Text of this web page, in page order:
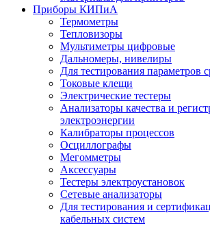
Приборы КИПиА
Термометры
Тепловизоры
Мультиметры цифровые
Дальномеры, нивелиры
Для тестирования параметров
Токовые клещи
Электрические тестеры
Анализаторы качества и
электроэнергии
Калибраторы процессов
Осциллографы
Мегомметры
Аксессуары
Тестеры электроустановок
Сетевые анализаторы
Для тестирования и
кабельных систем